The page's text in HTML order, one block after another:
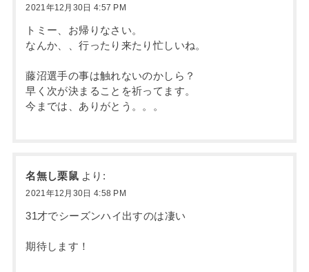
2021年12月30日 4:57 PM
トミー、お帰りなさい。
なんか、、行ったり来たり忙しいね。
藤沼選手の事は触れないのかしら？
早く次が決まることを祈ってます。
今までは、ありがとう。。。
名無し栗鼠 より:
2021年12月30日 4:58 PM
31才でシーズンハイ出すのは凄い
期待します！